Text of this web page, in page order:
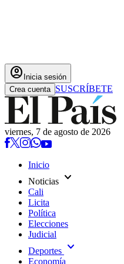
account_circle Inicia sesión
Crea cuenta SUSCRÍBETE
viernes, 7 de agosto de 2026
Inicio
Noticias expand_more
Cali
Licita
Política
Elecciones
Judicial
Deportes expand_more
Economía